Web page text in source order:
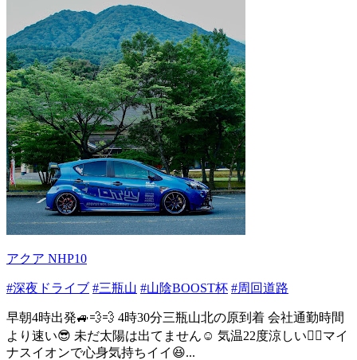
アクア NHP10
#深夜ドライブ #三瓶山 #山陰BOOST杯 #周回道路
早朝4時出発🚙💨💨 4時30分三瓶山北の原到着 会社通勤時間
より速い😎 未だ太陽は出てません☺️ 気温22度涼しい🙂‍↕️マイ
ナスイオンで心身気持ちイイ😆...